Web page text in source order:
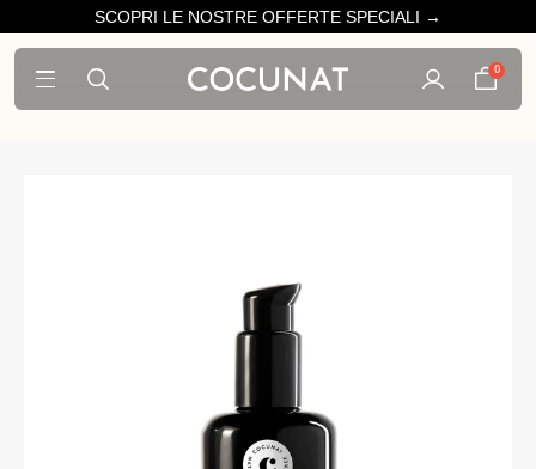
SCOPRI LE NOSTRE OFFERTE SPECIALI →
0